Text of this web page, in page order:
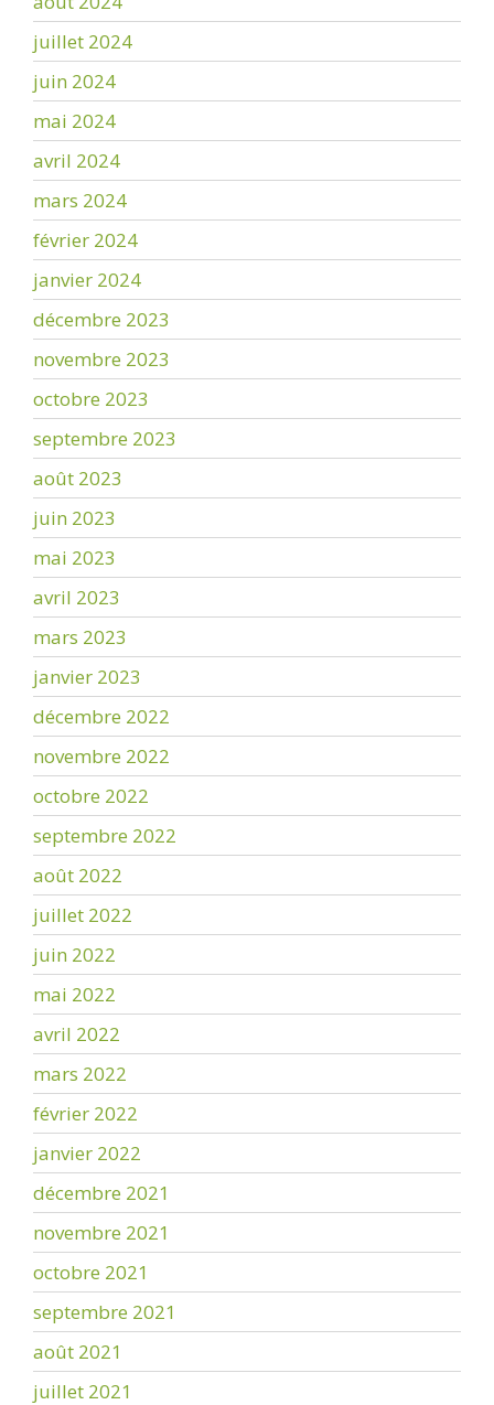
juillet 2024
juin 2024
mai 2024
avril 2024
mars 2024
février 2024
janvier 2024
décembre 2023
novembre 2023
octobre 2023
septembre 2023
août 2023
juin 2023
mai 2023
avril 2023
mars 2023
janvier 2023
décembre 2022
novembre 2022
octobre 2022
septembre 2022
août 2022
juillet 2022
juin 2022
mai 2022
avril 2022
mars 2022
février 2022
janvier 2022
décembre 2021
novembre 2021
octobre 2021
septembre 2021
août 2021
juillet 2021